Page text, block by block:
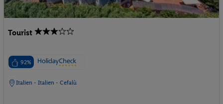
Tourist
92%
Italien - Italien - Cefalù